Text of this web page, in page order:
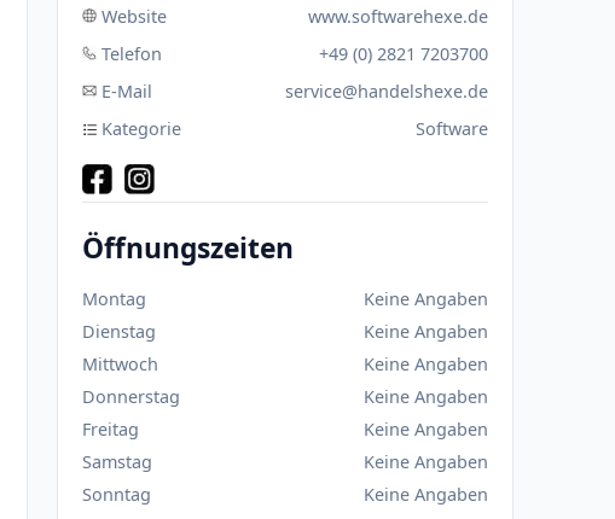
Website
www.softwarehexe.de
Telefon
+49 (0) 2821 7203700
E-Mail
service@handelshexe.de
Kategorie
Software
Öffnungszeiten
Montag
Keine Angaben
Dienstag
Keine Angaben
Mittwoch
Keine Angaben
Donnerstag
Keine Angaben
Freitag
Keine Angaben
Samstag
Keine Angaben
Sonntag
Keine Angaben